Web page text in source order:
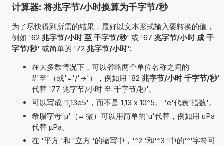
计算器: 将兆字节/小时换算为千字节/秒
为了尽快得到所需的结果，最好以文本形式输入要转换的值，
例如 '62 兆字节/小时 至 千字节/秒' 或 '67 兆字节/小时 成 千
字节/秒' 或简单的 '72 兆字节/小时':
在大多数情况下，可以省略两个单位名称之间的
#'至'（或'='/'->'），例如用 '82 兆字节/小时 千字节/秒'
代替 '77 兆字节/小时 至 千字节/秒'。
可以写成 '1,13e5'，而不是 1,13 x 10^5。 'e'代表'指数'。
希腊字母'µ'（= 微）可以用简单的'u'代替，例如用 uPa
代替 µPa。
在 '平方 '和 '立方 '的缩写中，'^2 '和'^3 '中的'^'字符可